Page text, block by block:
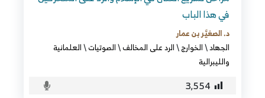
في هذا الباب
د. الصغيَّر بن عمار
الجهاد\الخوارج\الرد على المخالف\الصوتيات\العلمانية
والليبرالية
3٬554